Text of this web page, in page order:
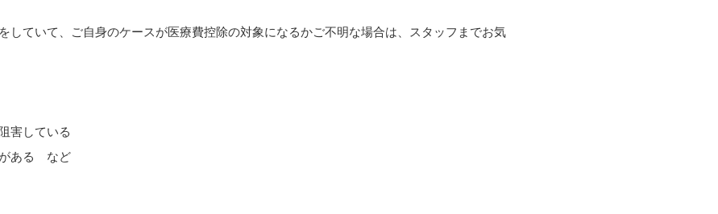
していて、ご自身のケースが医療費控除の対象になるかご不明な場合は、スタッフまでお気
害している
がある など